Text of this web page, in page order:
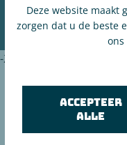
in brand
Deze website maakt
zorgen dat u de beste
ons
Accepteer
alle
-2026